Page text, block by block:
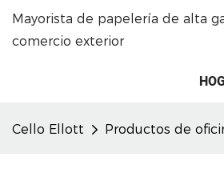
Mayorista de papelería de alta
comercio exterior
Cello Ellott Productos de